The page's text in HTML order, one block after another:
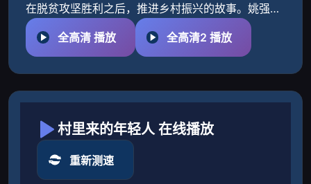
在脱贫攻坚胜利之后，推进乡村振兴的故事。姚强用
爱党为民的信念和尽职尽责的态度带领村集体发展乡
村产业、带动人才
全高清 播放 全高清2 播放
村里来的年轻人 在线播放
重新测速